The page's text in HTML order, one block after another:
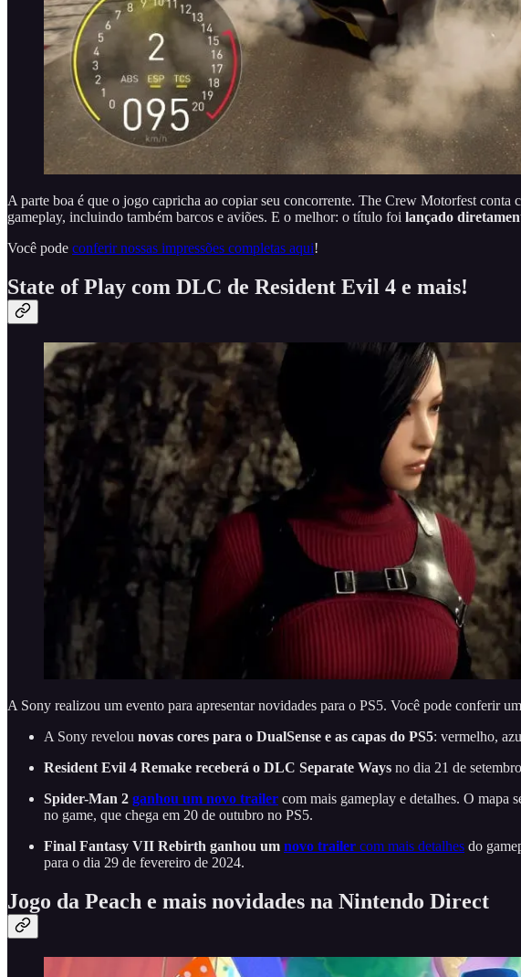
A parte boa é que o jogo capricha ao copiar seu concorrente. The Crew Motorfest conta
gameplay, incluindo também barcos e aviões. E o melhor: o título foi lançado
Você pode conferir nossas impressões completas aqui!
State of Play com DLC de Resident Evil 4 e mais!
A Sony realizou um evento para apresentar novidades para o PS5. Você pode conferir um
A Sony revelou novas cores para o DualSense e as capas do PS5: vermelho,
Resident Evil 4 Remake receberá o DLC Separate Ways no dia 21 de
Spider-Man 2 ganhou um novo trailer com mais gameplay e detalhes. O mapa
no game, que chega em 20 de outubro no PS5.
Final Fantasy VII Rebirth ganhou um novo trailer com mais detalhes do
para o dia 29 de fevereiro de 2024.
Jogo da Peach e mais novidades na Nintendo Direct